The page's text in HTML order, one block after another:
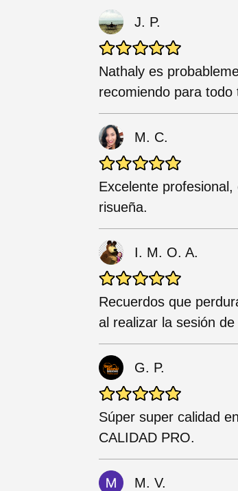
J. P.
Nathaly es
recomiendo para
M. C.
Excelente
risueña.
I. M. O. A.
Recuerdos que
al realizar la sesión
G. P.
Súper super calidad
CALIDAD PRO.
M. V.